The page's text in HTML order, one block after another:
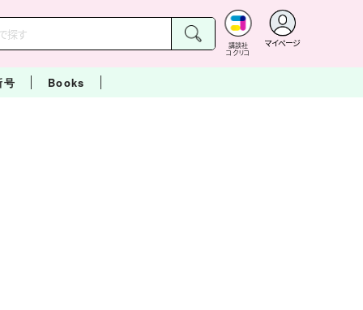
講談社
コクリコ
マイページ
号 Books